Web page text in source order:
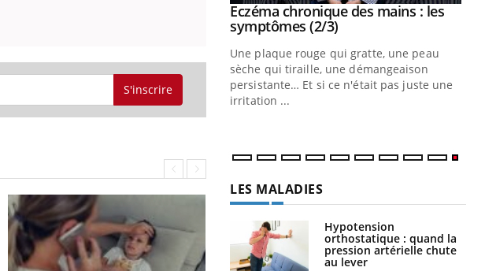
S'inscrire
comment protéger vos mains au quotidien
Youtube
Eczéma chronique des mains : les
symptômes (2/3)Youtube
Une plaque rouge qui gratte, une peau
sèche qui tiraille, une démangeaison
persistante… Et si ce n'était pas juste une
irritation ...
LES MALADIES
Hypotension
orthostatique : quand la
pression artérielle chute
au lever